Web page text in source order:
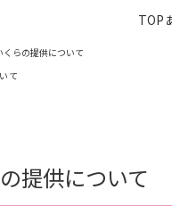
TOP
らの提供について
て
提供について